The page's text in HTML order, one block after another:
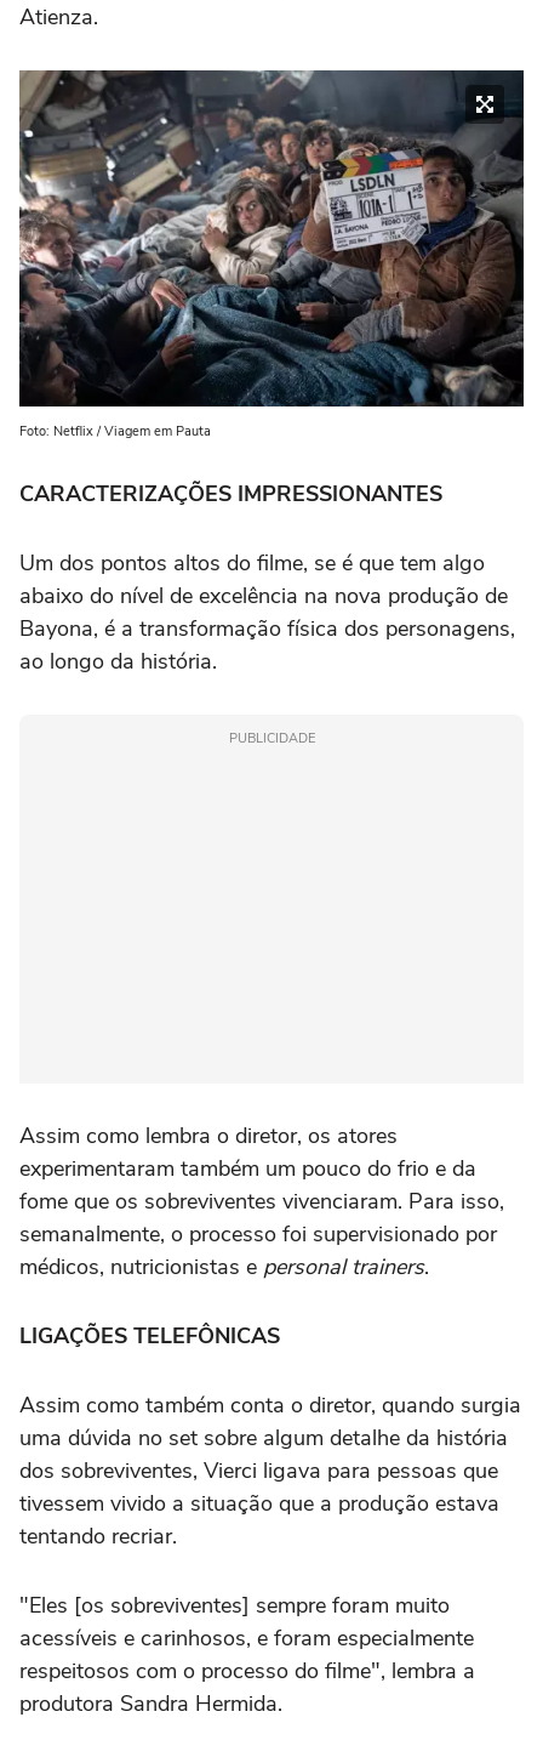
Atienza.
Foto: Netflix / Viagem em Pauta
CARACTERIZAÇÕES IMPRESSIONANTES
Um dos pontos altos do filme, se é que tem algo
abaixo do nível de excelência na nova produção de
Bayona, é a transformação física dos personagens,
ao longo da história.
PUBLICIDADE
Assim como lembra o diretor, os atores
experimentaram também um pouco do frio e da
fome que os sobreviventes vivenciaram. Para isso,
semanalmente, o processo foi supervisionado por
médicos, nutricionistas e personal trainers.
LIGAÇÕES TELEFÔNICAS
Assim como também conta o diretor, quando surgia
uma dúvida no set sobre algum detalhe da história
dos sobreviventes, Vierci ligava para pessoas que
tivessem vivido a situação que a produção estava
tentando recriar.
"Eles [os sobreviventes] sempre foram muito
acessíveis e carinhosos, e foram especialmente
respeitosos com o processo do filme", lembra a
produtora Sandra Hermida.